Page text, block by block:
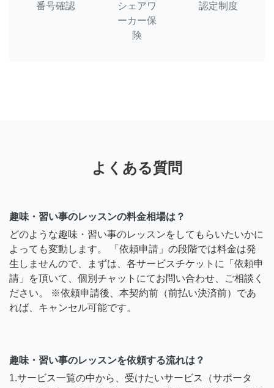
番号確認
シェアワ
ーカー保
険
認定制度
よくある質問
趣味・習い事のレッスンの料金相場は？
どのような趣味・習い事のレッスンをしてもらいたいかに
よっても変動します。 「依頼申請」の段階では料金は発
生しませんので、まずは、各サービスチケットに「依頼申
請」を頂いて、個別チャットにてお問い合わせ、ご相談く
ださい。 ※依頼申請後、本契約前（前払い決済前）であ
れば、キャンセル可能です。
趣味・習い事のレッスンを依頼する流れは？
1.サービス一覧の中から、受けたいサービス（サポータ